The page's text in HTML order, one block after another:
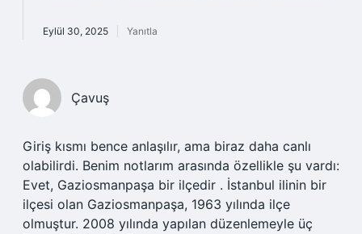
Eylül 30, 2025 Yanıtla
Çavuş
Giriş kısmı bence anlaşılır, ama biraz daha canlı
olabilirdi. Benim notlarım arasında özellikle şu vardı:
Evet, Gaziosmanpaşa bir ilçedir . İstanbul ilinin bir
ilçesi olan Gaziosmanpaşa, 1963 yılında ilçe
olmuştur. 2008 yılında yapılan düzenlemeyle üç